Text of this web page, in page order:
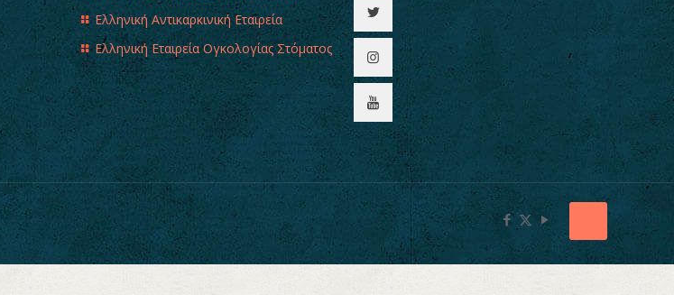
Ελληνική Αντικαρκινική Εταιρεία
Ελληνική Εταιρεία Ογκολογίας Στόματος